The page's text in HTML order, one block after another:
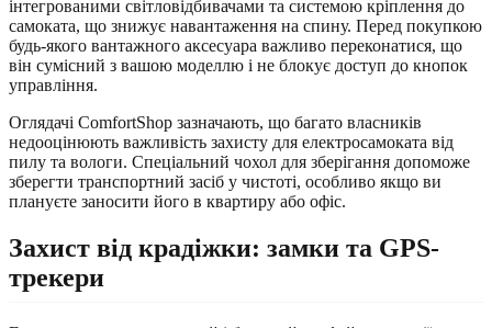
інтегрованими світловідбивачами та системою кріплення до
самоката, що знижує навантаження на спину. Перед покупкою
будь-якого вантажного аксесуара важливо переконатися, що
він сумісний з вашою моделлю і не блокує доступ до кнопок
управління.
Оглядачі ComfortShop зазначають, що багато власників
недооцінюють важливість захисту для електросамоката від
пилу та вологи. Спеціальний чохол для зберігання допоможе
зберегти транспортний засіб у чистоті, особливо якщо ви
плануєте заносити його в квартиру або офіс.
Захист від крадіжки: замки та GPS-
трекери